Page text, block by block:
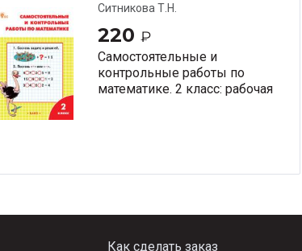
Ситникова Т.Н.
220 ₽
Самостоятельные и
контрольные работы по
математике. 2 класс: рабочая
Как сделать заказ